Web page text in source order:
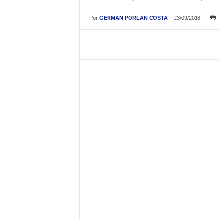
Por GERMAN PORLAN COSTA- 23/09/2018